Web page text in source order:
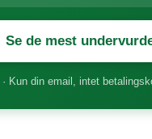
Se de mest
Kun din email, intet